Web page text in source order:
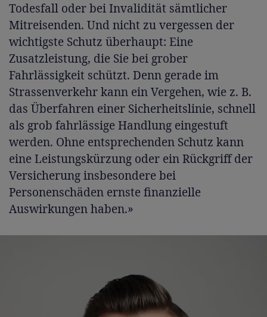
Todesfall oder bei Invalidität sämtlicher
Mitreisenden. Und nicht zu vergessen der
wichtigste Schutz überhaupt: Eine
Zusatzleistung, die Sie bei grober
Fahrlässigkeit schützt. Denn gerade im
Strassenverkehr kann ein Vergehen, wie z. B.
das Überfahren einer Sicherheitslinie, schnell
als grob fahrlässige Handlung eingestuft
werden. Ohne entsprechenden Schutz kann
eine Leistungskürzung oder ein Rückgriff der
Versicherung insbesondere bei
Personenschäden ernste finanzielle
Auswirkungen haben.»